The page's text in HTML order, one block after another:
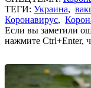
ТЕГИ: Украина,
Коронавирус,
Если вы заметили
нажмите Ctrl+Enter,